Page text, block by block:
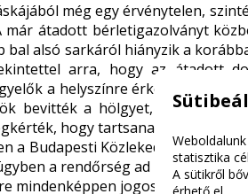
még egy érvénytelen,
átadott bérletigazolványt
alsó sarkáról hiányzik a
arra, hogy az átadott
a helyszínre érkező
bevitték a hölgyet, a
hogy tartsanak velük a XIV.
a Budapesti Közlekedési
a rendőrség ad bővebb
mindenképpen jogosan
statisztika
A sütikről
érhető el.